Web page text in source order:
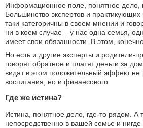
Информационное поле, понятное дело,
Большинство экспертов и
таки категоричны в своем мнении и
ни в коем случае – у нас одна семья,
имеет свои обязанности. В этом,
Но есть и другие эксперты и родители-
говорят обратное и платят деньги за
видят в этом положительный эффект не
воспитания, но и финансового.
Где же истина?
Истина, понятное дело, где-то рядом. А
непосредственно в вашей семье и нигде